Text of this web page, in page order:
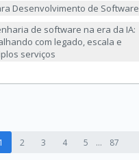
Desenvolvimento de Software
de software na era da IA:
com legado, escala e
serviços
1 2 3 4 5 87